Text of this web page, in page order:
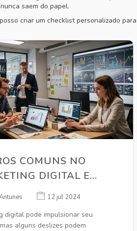
saem do papel.
criar um checklist personalizado
COMUNS NO
DIGITAL E
EVITÁ-LOS12 jul 2024
digital pode impulsionar seu
alguns deslizes podem